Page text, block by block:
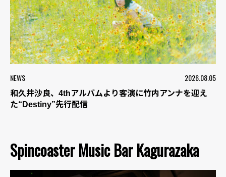
NEWS 2026.08.05
和久井沙良、4thアルバムより客演に竹内アンナを迎え
た“Destiny”先行配信
Spincoaster Music Bar Kagurazaka